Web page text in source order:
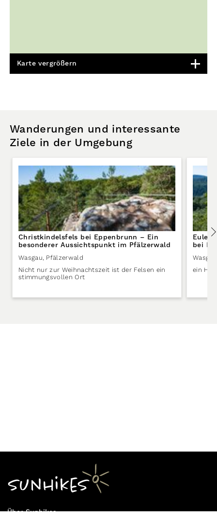
Karte vergrößern
Wanderungen und interessante
Ziele in der Umgebung
Christkindelsfels bei Eppenbrunn – Ein
besonderer Aussichtspunkt im Pfälzerwald
Wasgau, Pfälzerwald
Nicht nur zur Weihnachtszeit ist der Felsen ein
stimmungsvollen Ort
bei
Wasgau
ein
Über Sunhikes